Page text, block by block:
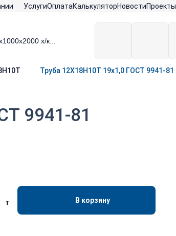
УслугиОплатаКалькуляторНовостиПроекты
Труба 12Х18Н10Т 19х1,0 ГОСТ 9941-81
9941-81
т В корзину